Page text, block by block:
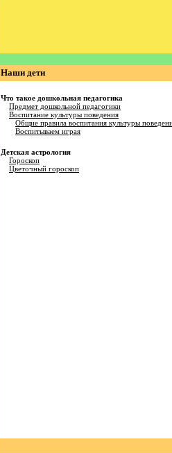
Наши дети
Что такое дошкольная педагогика
Предмет дошкольной педагогики
Воспитание культуры поведения
Общие правила воспитания культуры
Воспитываем играя
Детская астрология
Гороскоп
Цветочный гороскоп